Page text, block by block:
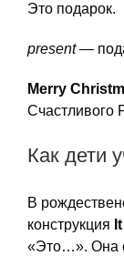
Это подарок.
present—
Merry
Счастливого
Как дети
В
конструкция
«Это…». Она